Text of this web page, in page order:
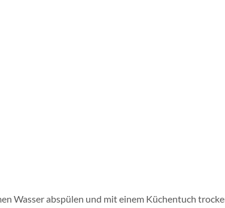
Wasser abspülen und mit einem Küchentuch